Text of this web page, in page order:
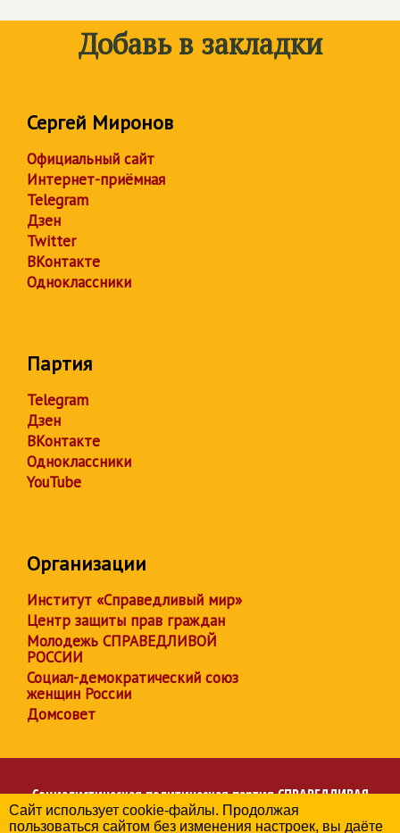
Добавь в закладки
Сергей Миронов
Официальный сайт
Интернет-приёмная
Telegram
Дзен
Twitter
ВКонтакте
Одноклассники
Партия
Telegram
Дзен
ВКонтакте
Одноклассники
YouTube
Организации
Институт «Справедливый мир»
Центр защиты прав граждан
Молодежь СПРАВЕДЛИВОЙ
РОССИИ
Социал-демократический союз
женщин России
Домсовет
Социалистическая политическая партияСПРАВЕДЛИВАЯ
РОССИЯ
Сайт использует cookie-файлы. Продолжая
пользоваться сайтом без изменения настроек, вы даёте